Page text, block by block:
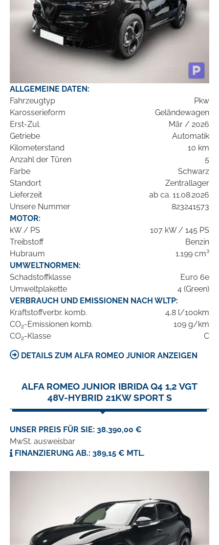
ALLGEMEINE DATEN:
Fahrzeugtyp
Pkw
Karosserieform
Geländewagen
Erst-Zul.
Mär / 2026
Getriebe
Automatik
Kilometerstand
10 km
Anzahl der Türen
5
Farbe
Schwarz
Standort
Zentrallager
Lieferzeit
ab ca. 11.08.2026
Unsere Nummer
823241573
MOTOR:
kW / PS
107 kW / 145 PS
Treibstoff
Benzin
Hubraum
1.199 cm³
UMWELTNORMEN:
Schadstoffklasse
Euro 6e
Umweltplakette
4 (Green)
VERBRAUCH UND EMISSIONEN NACH WLTP:
Kraftstoffverbr. komb.
4,8 l/100km
CO2-Emissionen komb.
109 g/km
CO2-Klasse C
DETAILS ZUM ALFA ROMEO JUNIOR ANZEIGEN
ALFA ROMEO JUNIOR IBRIDA Q4 1,2 VGT
48V-HYBRID 21KW SPORT S
UNSER PREIS FÜR SIE: 38.390,00 €
MwSt. ausweisbar
FINANZIERUNG AB.: 389,15 € MTL.